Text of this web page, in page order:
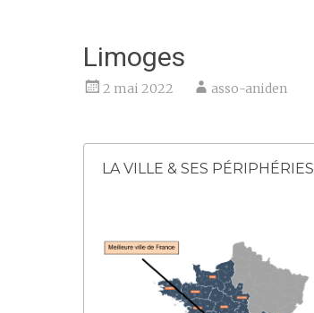
Limoges
2 mai 2022 asso-aniden
LA VILLE & SES PÉRIPHÉRIES